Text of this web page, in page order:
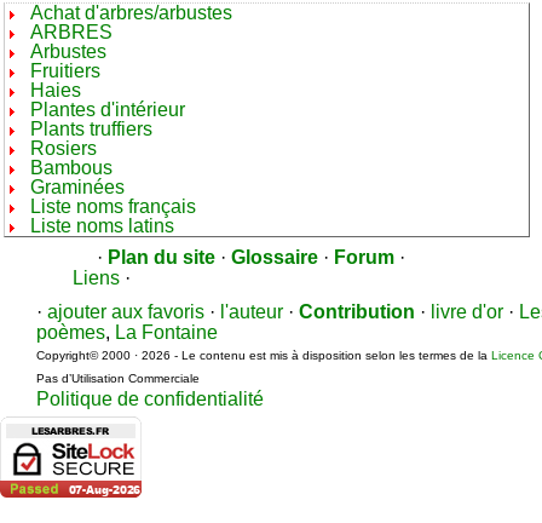
Achat d'arbres/arbustes
ARBRES
Arbustes
Fruitiers
Haies
Plantes d'intérieur
Plants truffiers
Rosiers
Bambous
Graminées
Liste noms français
Liste noms latins
· Plan du site · Glossaire · Forum ·
Liens ·
· ajouter aux favoris · l'auteur · Contribution · livre d'or ·
poèmes, La Fontaine
Copyright© 2000 · 2026 - Le contenu est mis à disposition selon les termes de la Licence
Pas d’Utilisation Commerciale
Politique de confidentialité